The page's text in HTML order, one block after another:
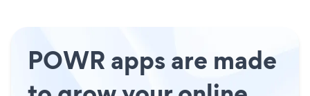
POWR apps are made